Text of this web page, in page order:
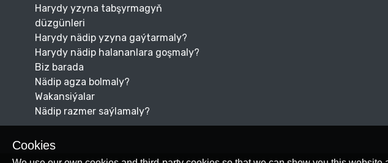
Cookies
Harydy yzyna tabşyrmagyň
düzgünleri
Harydy nädip yzyna gaýtarmaly?
Harydy nädip halananlara goşmaly?
Biz barada
Nädip agza bolmaly?
Wakansiýalar
Nädip razmer saýlamaly?